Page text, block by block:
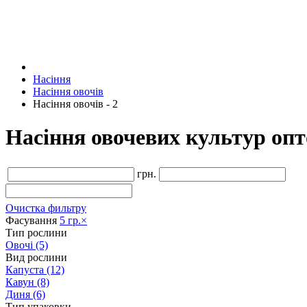
Насіння
Насіння овочів
Насіння овочів - 2
Насіння овочевих культур
грн.
Очистка фильтру
Фасування 5 гр.×
Тип рослини
Овочі (5)
Вид рослини
Капуста (12)
Кавун (8)
Диня (6)